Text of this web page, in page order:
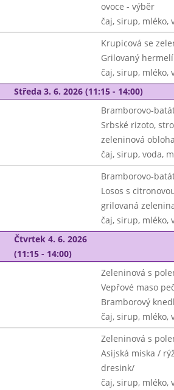
ovoce - výběr
čaj, sirup, mléko,
Krupicová se
Grilovaný
čaj, sirup, mléko,
Středa 3. 6. 2026 (11:15 - 14:00)
Bramborovo-
Srbské rizoto,
zeleninová
čaj, sirup, voda,
Bramborovo-
Losos s
grilovaná
čaj, sirup, mléko,
Čtvrtek 4. 6. 2026
(11:15 - 14:00)
Zeleninová s
Vepřové maso
Bramborový
čaj, sirup, mléko,
Zeleninová s
Asijská miska /
dresink/
čaj, sirup, mléko,